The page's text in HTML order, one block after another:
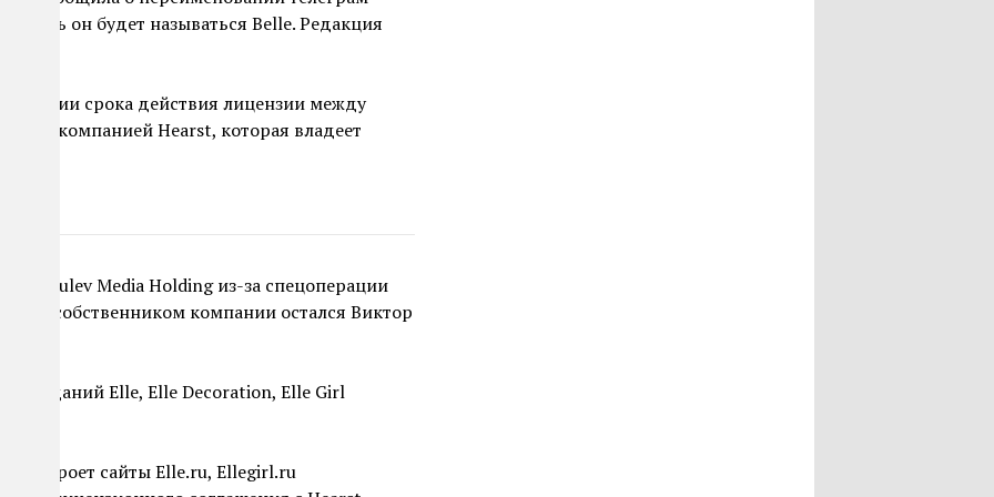
теперь он будет называться Belle. Редакция
срока действия лицензии между
компанией Hearst, которая владеет
из Shkulev Media Holding из-за спецоперации
собственником компании остался Виктор
изданий Elle, Elle Decoration, Elle Girl
, что закроет сайты Elle.ru, Ellegirl.ru